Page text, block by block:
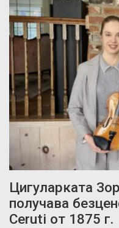
Цигуларката
получава
Ceruti от 1875 г.